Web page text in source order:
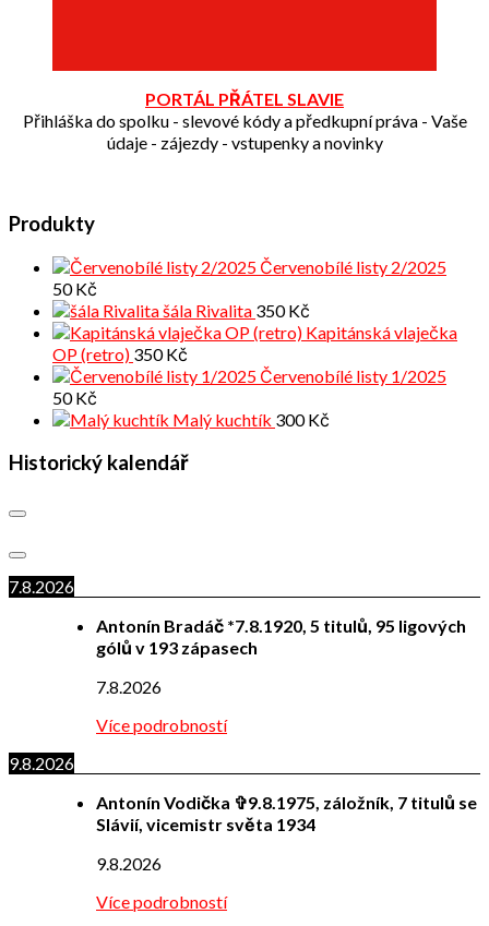
PORTÁL PŘÁTEL SLAVIE
Přihláška do spolku - slevové kódy a předkupní práva - Vaše
údaje - zájezdy - vstupenky a novinky
Produkty
Červenobílé listy 2/2025
50Kč
šála Rivalita 350Kč
Kapitánská vlaječka
OP (retro) 350Kč
Červenobílé listy 1/2025
50Kč
Malý kuchtík 300Kč
Historický kalendář
7.8.2026
Antonín Bradáč *7.8.1920, 5 titulů, 95 ligových
gólů v 193 zápasech
7.8.2026
Více podrobností
9.8.2026
Antonín Vodička ✞9.8.1975, záložník, 7 titulů se
Slávií, vicemistr světa 1934
9.8.2026
Více podrobností